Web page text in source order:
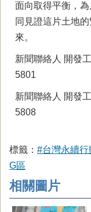
面向取得平衡，
同見證這片土地
來。
新聞聯絡人 開發
5801
新聞聯絡人 開發
5808
標籤： #台灣永續行
G區
相關圖片